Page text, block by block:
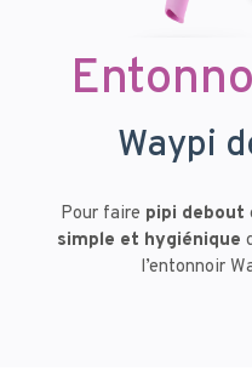
Waypi
Pour faire pipi debout
simple et hygiénique
l’entonnoir